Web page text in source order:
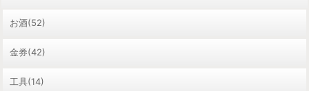
お酒(52)
金券(42)
工具(14)